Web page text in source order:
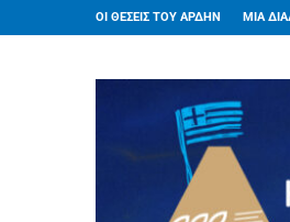
ΟΙ ΘΕΣΕΙΣ ΤΟΥ ΑΡΔΗΝ ΜΙΑ